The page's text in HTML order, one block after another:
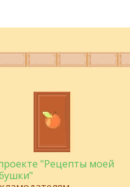
"Рецепты моей